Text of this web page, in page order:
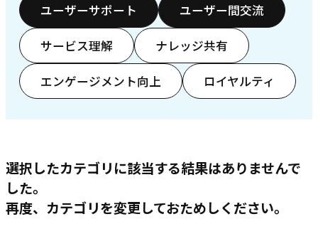
ユーザーサポート ユーザー間交流
サービス理解 ナレッジ共有
エンゲージメント向上 ロイヤルティ
選択したカテゴリに該当する結果はありませんで
した。
再度、カテゴリを変更しておためしください。